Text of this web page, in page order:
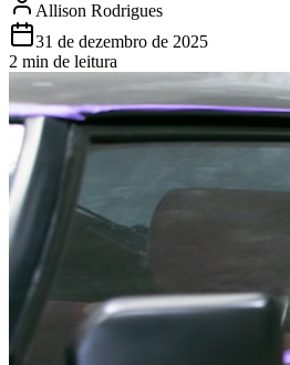
Allison Rodrigues
31 de dezembro de 2025
2 min de leitura